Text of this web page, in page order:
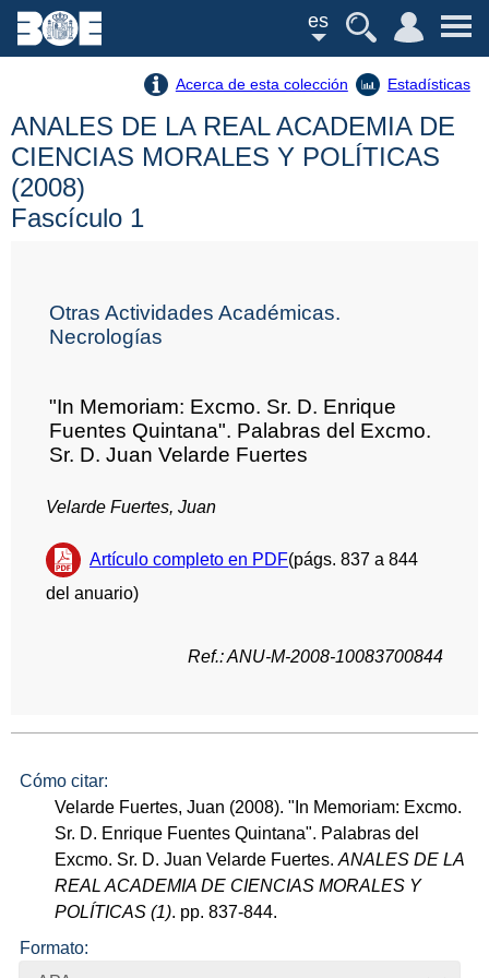
es
Acerca de esta colección Estadísticas
ANALES DE LA REAL ACADEMIA DE
CIENCIAS MORALES Y POLÍTICAS
(2008)
Fascículo 1
Otras Actividades Académicas.
Necrologías
"In Memoriam: Excmo. Sr. D. Enrique
Fuentes Quintana". Palabras del Excmo.
Sr. D. Juan Velarde Fuertes
Velarde Fuertes, Juan
Artículo completo en PDF(págs. 837 a 844
del anuario)
Ref.: ANU-M-2008-10083700844
Cómo citar:
Velarde Fuertes, Juan (2008). "In Memoriam: Excmo.
Sr. D. Enrique Fuentes Quintana". Palabras del
Excmo. Sr. D. Juan Velarde Fuertes.ANALES DE LA
REAL ACADEMIA DE CIENCIAS MORALES Y
POLÍTICAS (1). pp. 837-844.
Formato: